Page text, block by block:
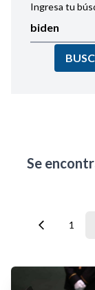
Ingresa tu
Se
1